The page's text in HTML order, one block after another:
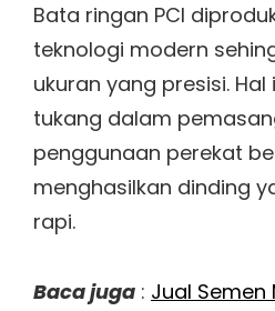
Bata ringan PCI
teknologi modern
ukuran yang presisi.
tukang dalam
penggunaan perekat
menghasilkan dinding
rapi.
Baca juga : Jual Semen